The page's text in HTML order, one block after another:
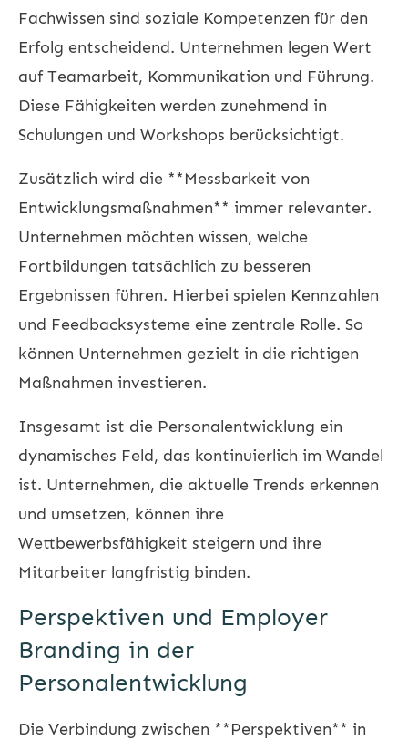
Fachwissen sind soziale Kompetenzen für den
Erfolg entscheidend. Unternehmen legen Wert
auf Teamarbeit, Kommunikation und Führung.
Diese Fähigkeiten werden zunehmend in
Schulungen und Workshops berücksichtigt.
Zusätzlich wird die **Messbarkeit von
Entwicklungsmaßnahmen** immer relevanter.
Unternehmen möchten wissen, welche
Fortbildungen tatsächlich zu besseren
Ergebnissen führen. Hierbei spielen Kennzahlen
und Feedbacksysteme eine zentrale Rolle. So
können Unternehmen gezielt in die richtigen
Maßnahmen investieren.
Insgesamt ist die Personalentwicklung ein
dynamisches Feld, das kontinuierlich im Wandel
ist. Unternehmen, die aktuelle Trends erkennen
und umsetzen, können ihre
Wettbewerbsfähigkeit steigern und ihre
Mitarbeiter langfristig binden.
Perspektiven und Employer
Branding in der
Personalentwicklung
Die Verbindung zwischen **Perspektiven** in